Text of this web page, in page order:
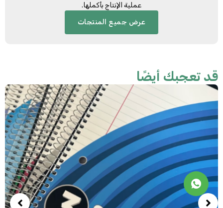
عملية الإنتاج بأكملها.
عرض جميع المنتجات
تعجبك أيضًا